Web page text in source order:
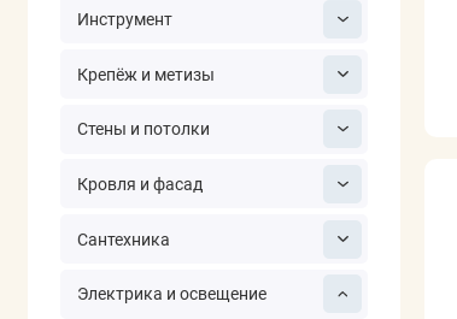
Инструмент
Крепёж и метизы
Стены и потолки
Кровля и фасад
Сантехника
Электрика и освещение